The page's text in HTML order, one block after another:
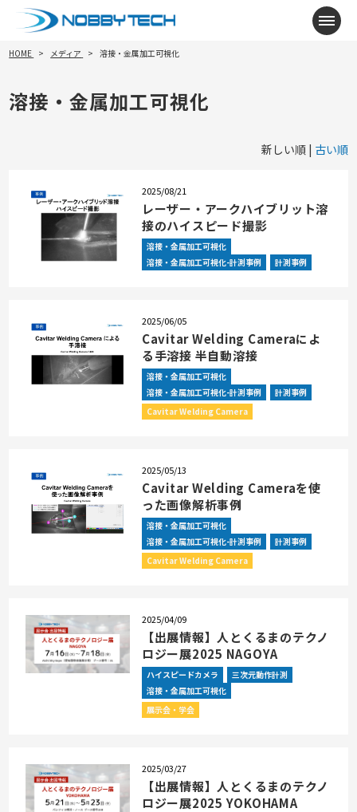
メニ
HOME メディア 溶接・金属加工可視化
溶接・金属加工可視化
新しい順 | 古い順
2025/08/21
レーザー・アークハイブリット溶
接のハイスピード撮影
溶接・金属加工可視化
溶接・金属加工可視化-計測事例
計測事例
2025/06/05
Cavitar Welding Cameraによ
る手溶接 半自動溶接
溶接・金属加工可視化
溶接・金属加工可視化-計測事例
計測事例
Cavitar Welding Camera
2025/05/13
Cavitar Welding Cameraを使
った画像解析事例
溶接・金属加工可視化
溶接・金属加工可視化-計測事例
計測事例
Cavitar Welding Camera
2025/04/09
【出展情報】人とくるまのテクノ
ロジー展2025 NAGOYA
ハイスピードカメラ
三次元動作計測
溶接・金属加工可視化
展示会・学会
2025/03/27
【出展情報】人とくるまのテクノ
ロジー展2025 YOKOHAMA